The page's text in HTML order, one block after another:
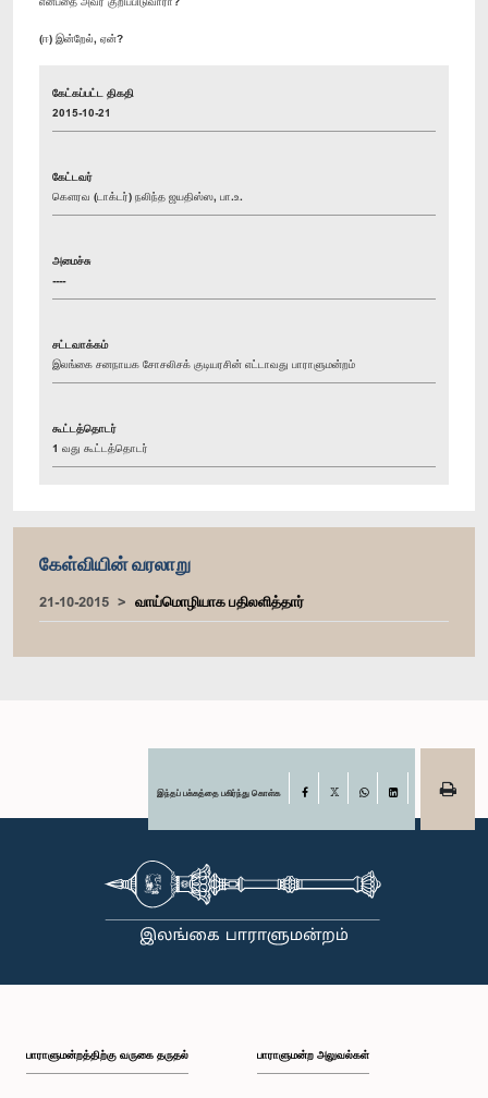
(ஈ) இன்றேல், ஏன்?
கேட்கப்பட்ட திகதி
2015-10-21
கேட்டவர்
கௌரவ (டாக்டர்) நலிந்த ஜயதிஸ்ஸ, பா.உ.
அமைச்சு
----
சட்டவாக்கம்
இலங்கை சனநாயக சோசலிசக் குடியரசின் எட்டாவது பாராளுமன்றம்
கூட்டத்தொடர்
1 வது கூட்டத்தொடர்
கேள்வியின் வரலாறு
21-10-2015 வாய்மொழியாக பதிலளித்தார்
இந்தப் பக்கத்தை பகிர்ந்து கொள்க Facebook
பாராளுமன்றத்திற்கு வருகை தருதல் பாராளுமன்ற அலுவல்கள்